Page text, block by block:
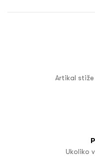
Artikal stiže
Ukoliko